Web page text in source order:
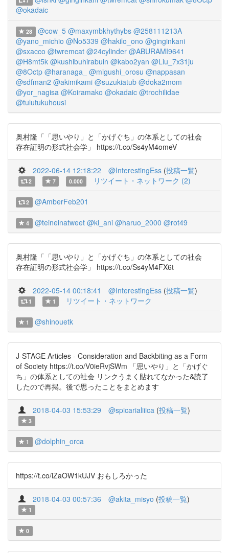
@okadaic
28 @cow_5 @maxymbkhythybs @258111213A
@yano_michio @No5339 @hakilo_ono @ginginkani
@sxacco @twremcat @24cylinder @ABURAMI9641
@H8mt5k @kushibuhirabuin @kabo2yan @Liu_7x31ju
@8Octp @haranaga_ @migushi_orosu @nappasan
@sdfman2 @akimikami @suzukiatub @doka2mom
@yor_nagisa @Koiramako @okadaic @trochilidae
@tulutukuhousi
奥村隆「「思いやり」と「かげぐち」の体系としての社会
存在証明の形式社会学」 https://t.co/Ss4yM4omeV
2022-06-14 12:18:22 @InterestingEss (投稿一覧)
2 7 0.000 リツイート・ネットワーク (2)
2 @AmberFeb201
4 @teineinatweet @ki_ani @haruo_2000 @rot49
奥村隆「「思いやり」と「かげぐち」の体系としての社会
存在証明の形式社会学」 https://t.co/Ss4yM4FX6t
2022-05-14 00:18:41 @InterestingEss (投稿一覧)
1 1 リツイート・ネットワーク
1 @shinouetk
J-STAGE Articles - Consideration and Backbiting as a Form
of Society https://t.co/V0ieRvjSWm 「思いやり」と「かげぐ
ち」の体系としての社会 リンクうまく貼れてなかった&読了
したので再掲。後で思ったことをまとめます
2018-04-03 15:53:29 @spicarialiiica (投稿一覧)
3
1 @dolphin_orca
https://t.co/iZaOW1kUJV おもしろかった
2018-04-03 00:57:36 @akita_misyo (投稿一覧)
1
0